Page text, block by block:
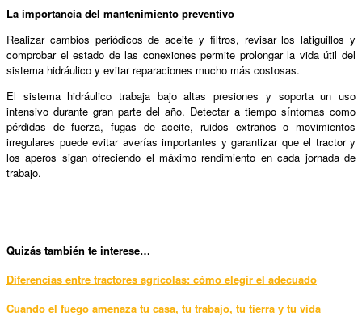
La importancia del mantenimiento preventivo
Realizar cambios periódicos de aceite y filtros, revisar los latiguillos y
comprobar el estado de las conexiones permite prolongar la vida útil del
sistema hidráulico y evitar reparaciones mucho más costosas.
El sistema hidráulico trabaja bajo altas presiones y soporta un uso
intensivo durante gran parte del año. Detectar a tiempo síntomas como
pérdidas de fuerza, fugas de aceite, ruidos extraños o movimientos
irregulares puede evitar averías importantes y garantizar que el tractor y
los aperos sigan ofreciendo el máximo rendimiento en cada jornada de
trabajo.
Quizás también te interese…
Diferencias entre tractores agrícolas: cómo elegir el adecuado
Cuando el fuego amenaza tu casa, tu trabajo, tu tierra y tu vida